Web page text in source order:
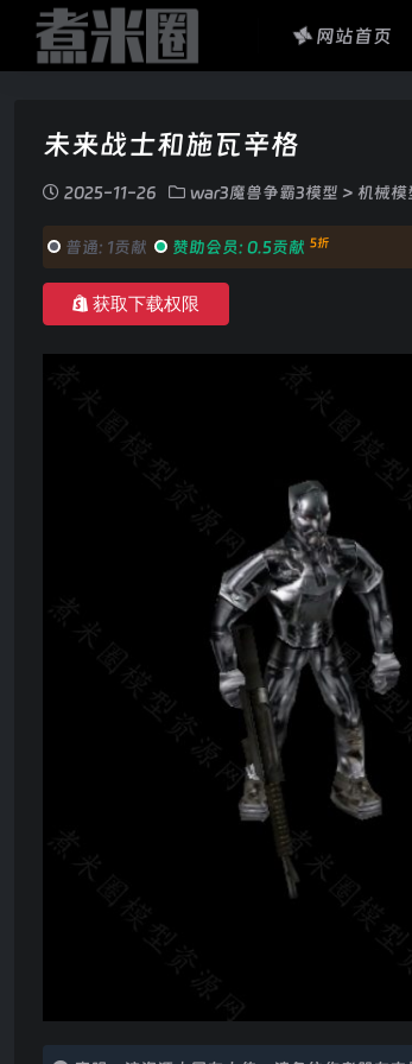
网站首页
未来战士和施瓦辛格
2025-11-26 war3魔兽争霸3模型 > 机械模
普通: 1贡献 赞助会员: 0.5贡献 5折
获取下载权限